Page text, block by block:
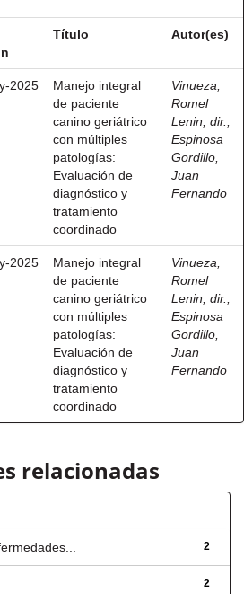
Título Autor(es)
2025
Manejo integral
de paciente
canino geriátrico
con múltiples
patologías:
Evaluación de
diagnóstico y
tratamiento
coordinado
Vinueza,
Romel
Lenin, dir. ;
Espinosa
Gordillo,
Juan
Fernando
2025
Manejo integral
de paciente
canino geriátrico
con múltiples
patologías:
Evaluación de
diagnóstico y
tratamiento
coordinado
Vinueza,
Romel
Lenin, dir. ;
Espinosa
Gordillo,
Juan
Fernando
relacionadas
2
2